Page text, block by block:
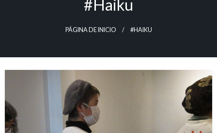
#haiku
PÁGINA DE INICIO #HAIKU